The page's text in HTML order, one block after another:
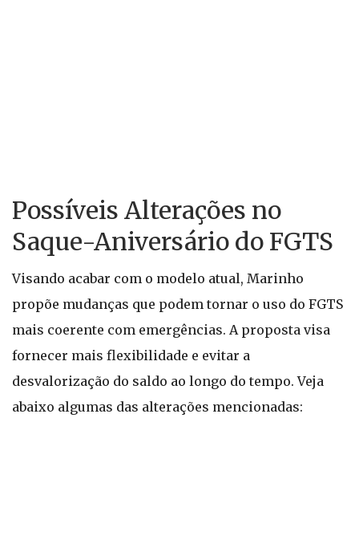
Possíveis Alterações no
Saque-Aniversário do FGTS
Visando acabar com o modelo atual, Marinho
propõe mudanças que podem tornar o uso do FGTS
mais coerente com emergências. A proposta visa
fornecer mais flexibilidade e evitar a
desvalorização do saldo ao longo do tempo. Veja
abaixo algumas das alterações mencionadas: